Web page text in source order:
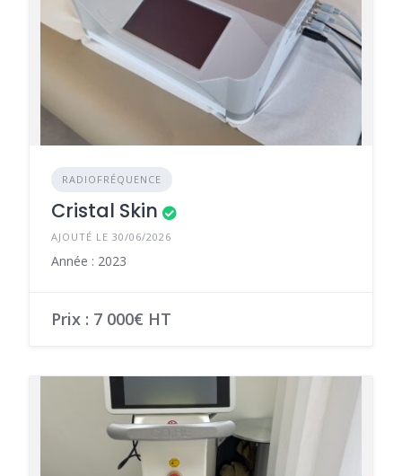
RADIOFRÉQUENCE
Cristal Skin
AJOUTÉ LE 30/06/2026
Année : 2023
Prix : 7 000€ HT